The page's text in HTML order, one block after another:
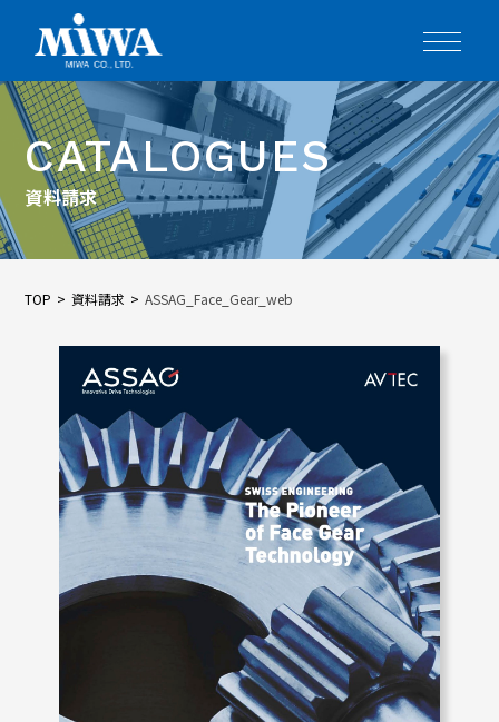
CATALOGUES
資料請求
TOP 資料請求 ASSAG_Face_Gear_web